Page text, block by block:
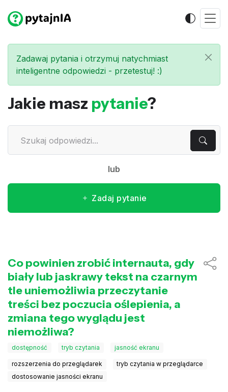
Zadawaj pytania i otrzymuj natychmiast
inteligentne odpowiedzi - przetestuj! :)
Jakie masz pytanie?
lub
Zadaj pytanie
Co powinien zrobić internauta, gdy
biały lub jaskrawy tekst na czarnym
tle uniemożliwia przeczytanie
treści bez poczucia oślepienia, a
zmiana tego wyglądu jest
niemożliwa?
dostępność tryb czytania jasność ekranu
rozszerzenia do przeglądarek
tryb czytania w przeglądarce
dostosowanie jasności ekranu